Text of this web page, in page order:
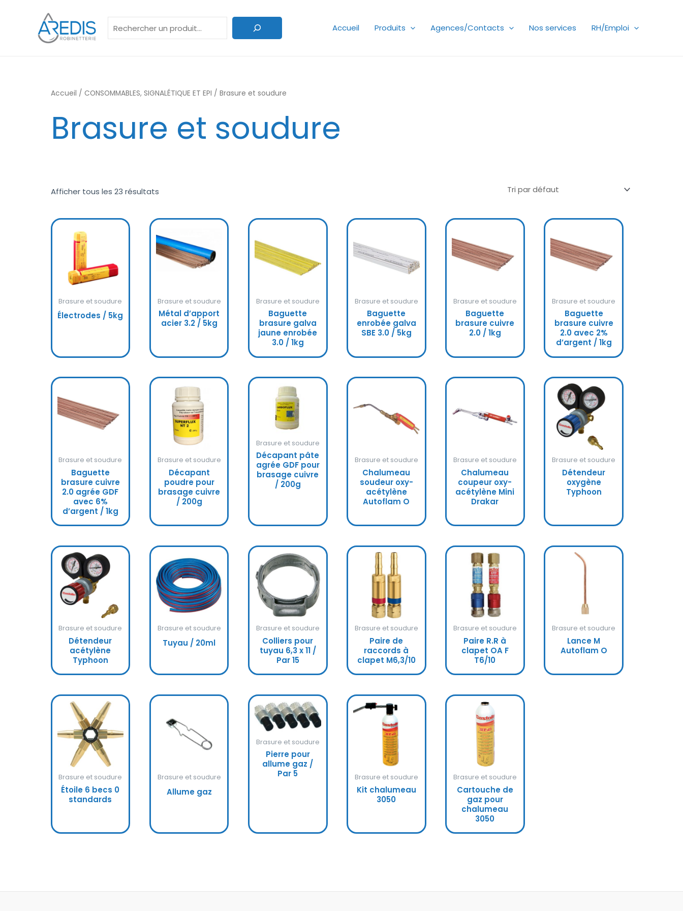
Accueil
Produits Agences/Contacts Nos services RH/Emploi
Accueil / CONSOMMABLES, SIGNALÉTIQUE ET EPI / Brasure et soudure
Brasure et soudure
Afficher tous les 23 résultats
Brasure et soudure
Électrodes / 5kg
Brasure et soudure
Métal d’apport
acier 3.2 / 5kg
Brasure et soudure
Baguette
brasure galva
jaune enrobée
3.0 / 1kg
Brasure et soudure
Baguette
enrobée galva
SBE 3.0 / 5kg
Brasure et soudure
Baguette
brasure cuivre
2.0 / 1kg
Brasure et soudure
Baguette
brasure cuivre
2.0 avec 2%
d’argent / 1kg
Brasure et soudure
Baguette
brasure cuivre
2.0 agrée GDF
avec 6%
d’argent / 1kg
Brasure et soudure
Décapant
poudre pour
brasage cuivre
/ 200g
Brasure et soudure
Décapant pâte
agrée GDF pour
brasage cuivre
/ 200g
Brasure et soudure
Chalumeau
soudeur oxy-
acétylène
Autoflam O
Brasure et soudure
Chalumeau
coupeur oxy-
acétylène Mini
Drakar
Brasure et soudure
Détendeur
oxygène
Typhoon
Brasure et soudure
Détendeur
acétylène
Typhoon
Brasure et soudure
Tuyau / 20ml
Brasure et soudure
Colliers pour
tuyau 6,3 x 11 /
Par 15
Brasure et soudure
Paire de
raccords à
clapet M6,3/10
Brasure et soudure
Paire R.R à
clapet OA F
T6/10
Brasure et soudure
Lance M
Autoflam O
Brasure et soudure
Étoile 6 becs 0
standards
Brasure et soudure
Allume gaz
Brasure et soudure
Pierre pour
allume gaz /
Par 5
Brasure et soudure
Kit chalumeau
3050
Brasure et soudure
Cartouche de
gaz pour
chalumeau
3050